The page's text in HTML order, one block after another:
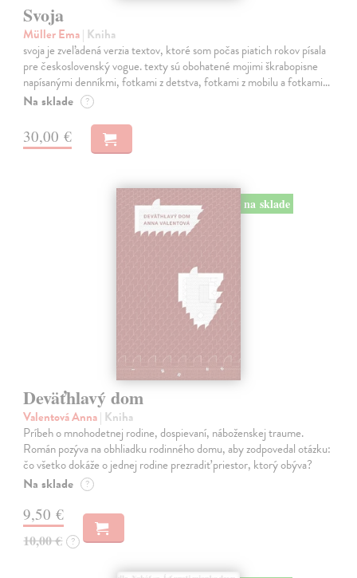
Svoja
Müller Ema| Kniha
svoja je zveľadená verzia textov, ktoré som počas piatich rokov písala
pre československý vogue. texty sú obohatené mojimi škrabopisne
napísanými denníkmi, fotkami z detstva, fotkami z mobilu a fotkami…
Na sklade ?
30,00 €
na sklade
Deväťhlavý dom
Valentová Anna| Kniha
Príbeh o mnohodetnej rodine, dospievaní, náboženskej traume.
Román pozýva na obhliadku rodinného domu, aby zodpovedal otázku:
čo všetko dokáže o jednej rodine prezradiť priestor, ktorý obýva?
Na sklade ?
9,50 €
10,00 € ?